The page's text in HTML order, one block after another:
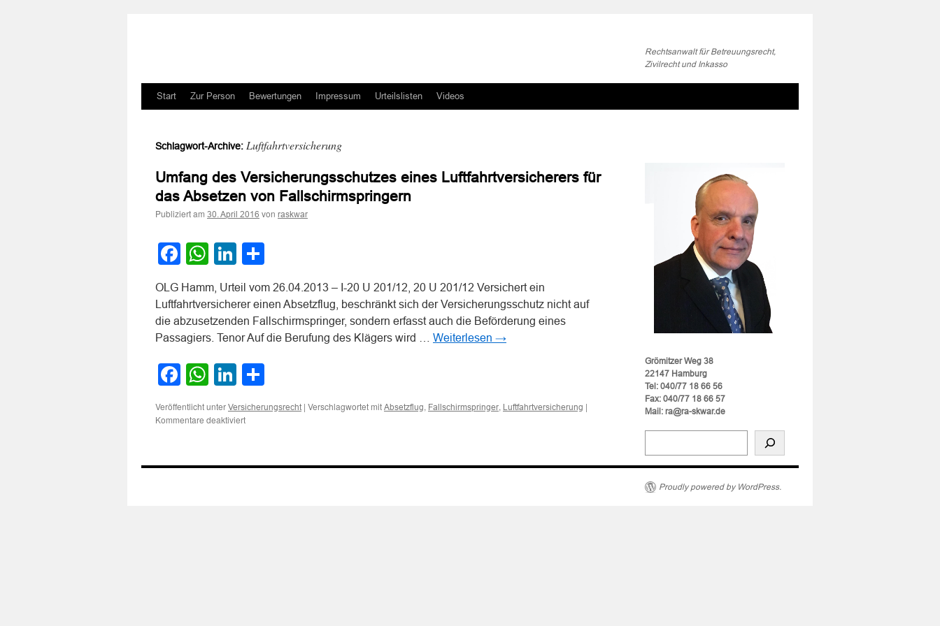
Rechtsanwalt für Betreuungsrecht,
Zivilrecht und Inkasso
Zum
springen
Start Zur Person Bewertungen Impressum Urteilslisten Videos
Schlagwort-Archive: Luftfahrtversicherung
Umfang des Versicherungsschutzes eines Luftfahrtversicherers für
das Absetzen von Fallschirmspringern
Publiziert am 30. April 2016 von raskwar
Facebook
WhatsApp
LinkedIn
OLG Hamm, Urteil vom 26.04.2013 – I-20 U 201/12, 20 U 201/12 Versichert ein
Luftfahrtversicherer einen Absetzflug, beschränkt sich der Versicherungsschutz nicht auf
die abzusetzenden Fallschirmspringer, sondern erfasst auch die Beförderung eines
Passagiers. Tenor Auf die Berufung des Klägers wird … Weiterlesen →
Facebook
WhatsApp
LinkedIn
Veröffentlicht unter Versicherungsrecht | Verschlagwortet mit Absetzflug, Fallschirmspringer, Luftfahrtversicherung |
Kommentare deaktiviertfür
eines
Grömitzer Weg 38
22147 Hamburg
Tel: 040/77 18 66 56
Fax: 040/77 18 66 57
Mail: ra@ra-skwar.de
Proudly powered by WordPress.